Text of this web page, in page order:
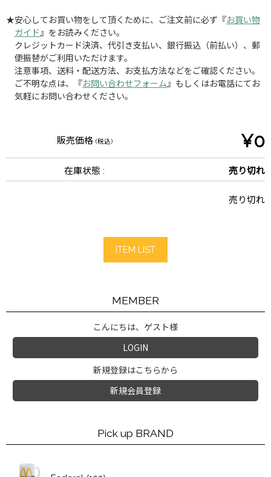
★安心してお買い物をして頂くために、ご注文前に必ず『お買い物
ガイド 』をお読みください。
クレジットカード決済、代引き支払い、銀行振込（前払い）、郵
便振替がご利用いただけます。
注意事項、送料・配送方法、お支払方法などをご確認ください。
ご不明な点は、『お問い合わせフォーム 』もしくはお電話にてお
気軽にお問い合わせください。
販売価格 (税込) ¥0
在庫状態 : 売り切れ
売り切れ
ITEM LIST
MEMBER
こんにちは、ゲスト様
LOGIN
新規登録はこちらから
新規会員登録
Pick up BRAND